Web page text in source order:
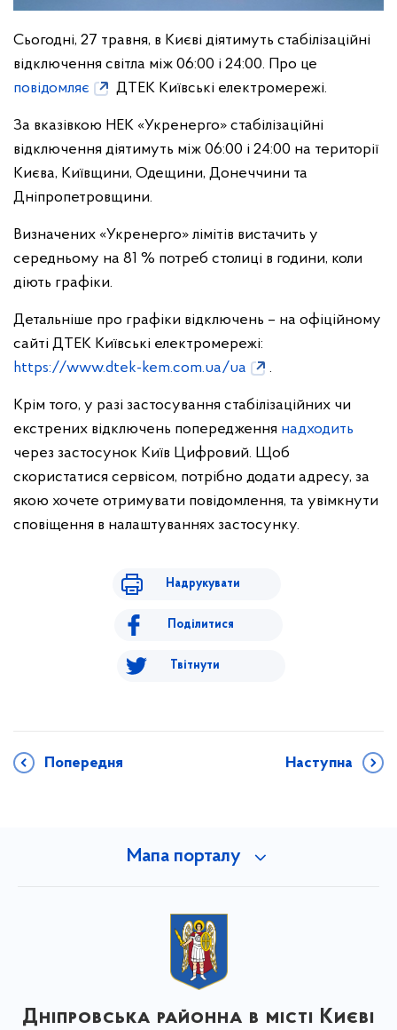
Сьогодні, 27 травня, в Києві діятимуть стабілізаційні
відключення світла між 06:00 і 24:00. Про це
повідомляє
ДТЕК Київські електромережі.
За вказівкою НЕК «Укренерго» стабілізаційні
відключення діятимуть між 06:00 і 24:00 на території
Києва, Київщини, Одещини, Донеччини та
Дніпропетровщини.
Визначених «Укренерго» лімітів вистачить у
середньому на 81 % потреб столиці в години, коли
діють графіки.
Детальніше про графіки відключень – на офіційному
сайті ДТЕК Київські електромережі:
https://www.dtek-kem.com.ua/ua
.
Крім того, у разі застосування стабілізаційних чи
екстрених відключень попередження надходить
через застосунок Київ Цифровий. Щоб
скористатися сервісом, потрібно додати адресу, за
якою хочете отримувати повідомлення, та увімкнути
сповіщення в налаштуваннях застосунку.
Надрукувати
Поділитися
Твітнути
Попередня Наступна
Мапа порталу
Дніпровська районна в місті Києві